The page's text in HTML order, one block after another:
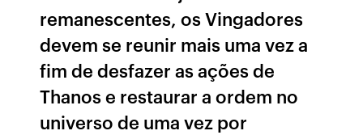
remanescentes, os Vingadores
devem se reunir mais uma vez a
fim de desfazer as ações de
Thanos e restaurar a ordem no
universo de uma vez por